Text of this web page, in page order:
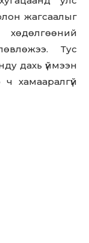
жагсаалыг
Тус
дахь үймээн
хамааралгүй